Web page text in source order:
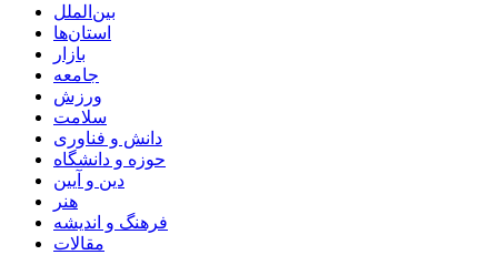
بین‌الملل
استان‌ها
بازار
جامعه
ورزش
سلامت
دانش و فناوری
حوزه و دانشگاه
دین و آیین
هنر
فرهنگ و اندیشه
مقالات